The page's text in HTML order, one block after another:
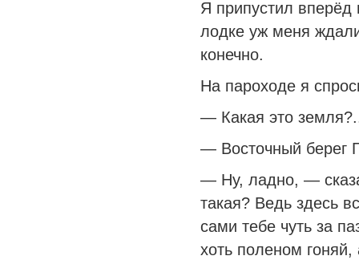
Я припустил
лодке уж меня
конечно.
На пароходе я
— Какая это
— Восточный берег
— Ну, ладно, —
такая? Ведь здесь
сами тебе чуть за
хоть поленом гоняй,